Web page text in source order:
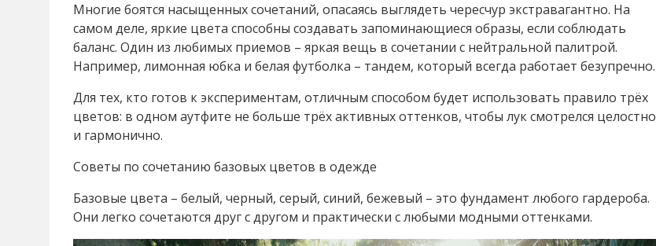
Многие боятся насыщенных сочетаний, опасаясь выглядеть чересчур экстравагантно. На
самом деле, яркие цвета способны создавать запоминающиеся образы, если соблюдать
баланс. Один из любимых приемов – яркая вещь в сочетании с нейтральной палитрой.
Например, лимонная юбка и белая футболка – тандем, который всегда работает безупречно.
Для тех, кто готов к экспериментам, отличным способом будет использовать правило трёх
цветов: в одном аутфите не больше трёх активных оттенков, чтобы лук смотрелся целостно
и гармонично.
Советы по сочетанию базовых цветов в одежде
Базовые цвета – белый, черный, серый, синий, бежевый – это фундамент любого гардероба.
Они легко сочетаются друг с другом и практически с любыми модными оттенками.